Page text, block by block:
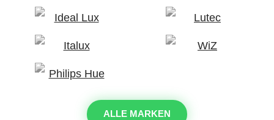
ALLE MARKEN